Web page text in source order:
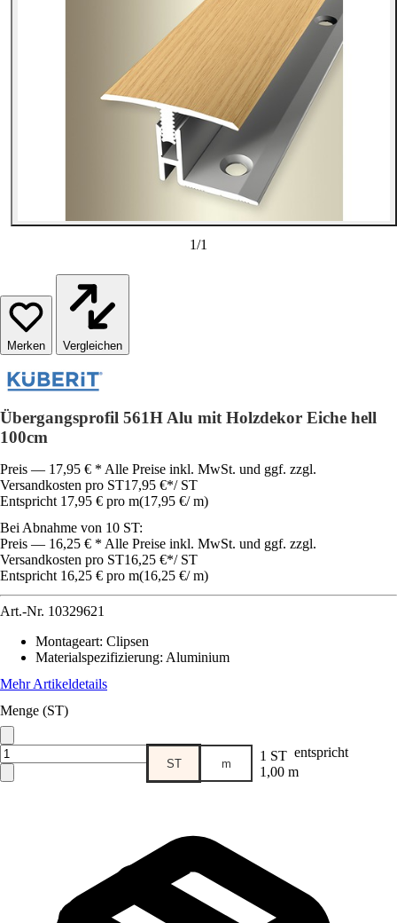
1/1
Vergleichen
Übergangsprofil 561H Alu mit Holzdekor Eiche hell
100cm
Preis — 17,95 € * Alle Preise inkl. MwSt. und ggf. zzgl.
Versandkosten pro ST17,95 €*/ ST
Entspricht 17,95 € pro m(17,95 €/ m)
Bei Abnahme von 10 ST:
Preis — 16,25 € * Alle Preise inkl. MwSt. und ggf. zzgl.
Versandkosten pro ST16,25 €*/ ST
Entspricht 16,25 € pro m(16,25 €/ m)
Art.-Nr. 10329621
Montageart: Clipsen
Materialspezifizierung: Aluminium
Mehr Artikeldetails
Menge (ST)
ST m 1 ST entspricht
1,00 m